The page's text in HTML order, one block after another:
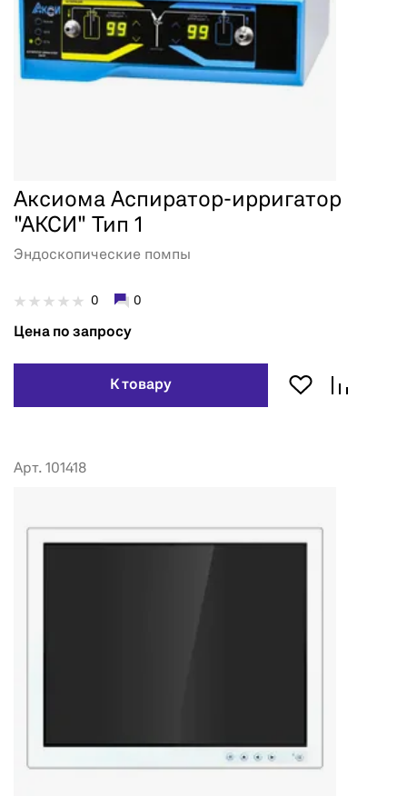
Аксиома Аспиратор-ирригатор
"АКСИ" Тип 1
Эндоскопические помпы
0 0
Цена по запросу
К товару
Арт. 101418